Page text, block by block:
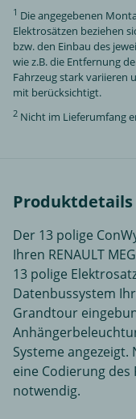
1 Die angegebenen
Elektrosätzen beziehen
bzw. den Einbau des
wie z.B. die Entfernung
Fahrzeug stark variieren
mit berücksichtigt.
2 Nicht im Lieferumfang
Produktdetails
Der 13 polige
Ihren RENAULT
13 polige
Datenbussystem
Grandtour
Systeme
eine Codierung
notwendig.